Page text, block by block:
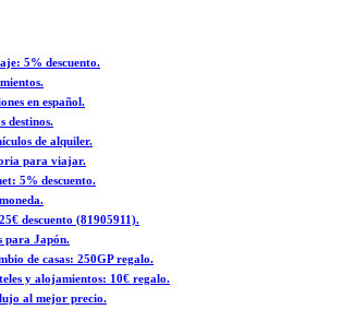
5% descuento.
en español.
destinos.
de alquiler.
para viajar.
5% descuento.
descuento (81905911).
para Japón.
de casas: 250GP regalo.
y alojamientos: 10€ regalo.
al mejor precio.